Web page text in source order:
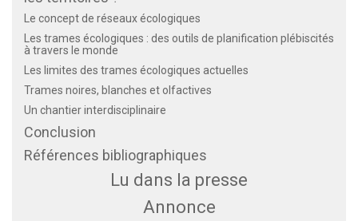
Le concept de réseaux écologiques
Les trames écologiques : des outils de planification plébiscités
à travers le monde
Les limites des trames écologiques actuelles
Trames noires, blanches et olfactives
Un chantier interdisciplinaire
Conclusion
Références bibliographiques
Lu dans la presse
Annonce